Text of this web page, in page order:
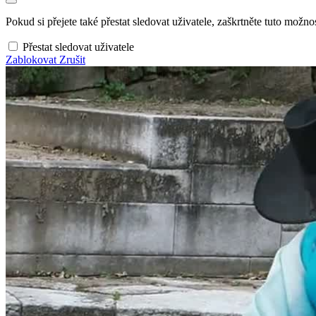
Pokud si přejete také přestat sledovat uživatele, zaškrtněte tuto
Přestat sledovat uživatele
Zablokovat Zrušit